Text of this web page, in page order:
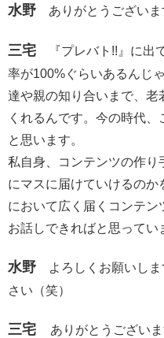
水野 ありがとうございま
三宅 『プレバト!!』に出
率が100%ぐらいあるんじ
達や親の知り合いまで、老
くれるんです。今の時代
と思います。
私自身、コンテンツの作り
にマスに届けていけるの
において広く届くコンテン
お話しできればと思ってい
水野 よろしくお願いしま
さい（笑）
三宅
ありがとうござい